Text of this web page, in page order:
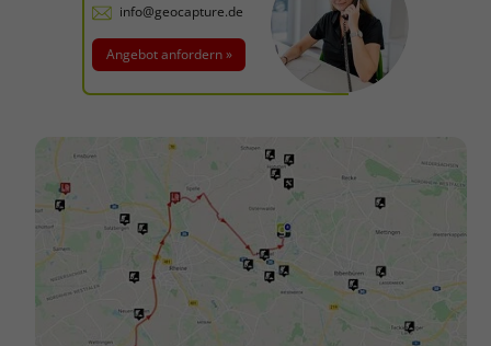
info@geocapture.de
Angebot anfordern »